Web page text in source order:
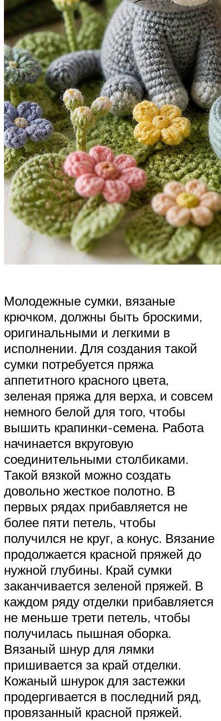
Молодежные сумки, вязаные
крючком, должны быть броскими,
оригинальными и легкими в
исполнении. Для создания такой
сумки потребуется пряжа
аппетитного красного цвета,
зеленая пряжа для верха, и совсем
немного белой для того, чтобы
вышить крапинки-семена. Работа
начинается вкруговую
соединительными столбиками.
Такой вязкой можно создать
довольно жесткое полотно. В
первых рядах прибавляется не
более пяти петель, чтобы
получился не круг, а конус. Вязание
продолжается красной пряжей до
нужной глубины. Край сумки
заканчивается зеленой пряжей. В
каждом ряду отделки прибавляется
не меньше трети петель, чтобы
получилась пышная оборка.
Вязаный шнур для лямки
пришивается за край отделки.
Кожаный шнурок для застежки
продергивается в последний ряд,
провязанный красной пряжей.